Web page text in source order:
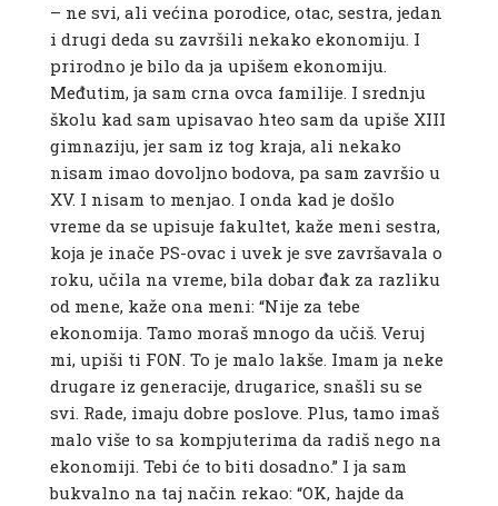
– ne svi, ali većina porodice, otac, sestra, jedan
i drugi deda su završili nekako ekonomiju. I
prirodno je bilo da ja upišem ekonomiju.
Međutim, ja sam crna ovca familije. I srednju
školu kad sam upisavao hteo sam da upiše XIII
gimnaziju, jer sam iz tog kraja, ali nekako
nisam imao dovoljno bodova, pa sam završio u
XV. I nisam to menjao. I onda kad je došlo
vreme da se upisuje fakultet, kaže meni sestra,
koja je inače PS-ovac i uvek je sve završavala o
roku, učila na vreme, bila dobar đak za razliku
od mene, kaže ona meni: “Nije za tebe
ekonomija. Tamo moraš mnogo da učiš. Veruj
mi, upiši ti FON. To je malo lakše. Imam ja neke
drugare iz generacije, drugarice, snašli su se
svi. Rade, imaju dobre poslove. Plus, tamo imaš
malo više to sa kompjuterima da radiš nego na
ekonomiji. Tebi će to biti dosadno.” I ja sam
bukvalno na taj način rekao: “OK, hajde da